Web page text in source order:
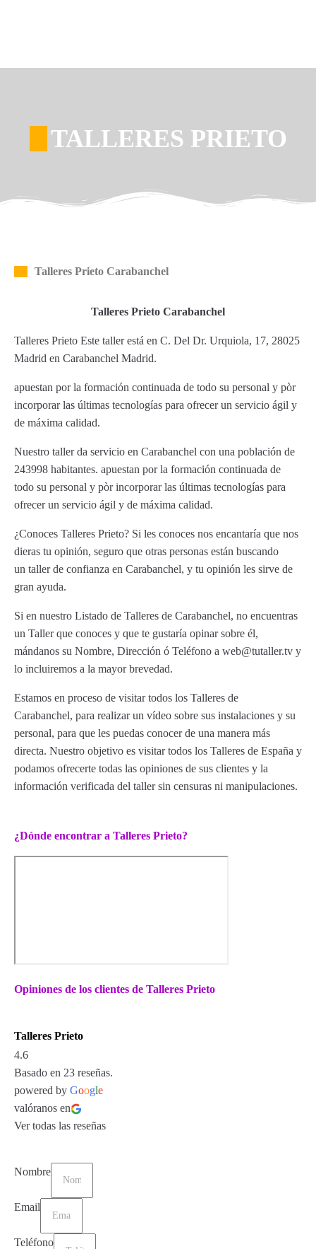
TALLERES PRIETO
Talleres Prieto Carabanchel
Talleres Prieto Carabanchel
Talleres Prieto Este taller está en C. Del Dr. Urquiola, 17, 28025
Madrid en Carabanchel Madrid.
apuestan por la formación continuada de todo su personal y pòr
incorporar las últimas tecnologías para ofrecer un servicio ágil y
de máxima calidad.
Nuestro taller da servicio en Carabanchel con una población de
243998 habitantes. apuestan por la formación continuada de
todo su personal y pòr incorporar las últimas tecnologías para
ofrecer un servicio ágil y de máxima calidad.
¿Conoces Talleres Prieto? Si les conoces nos encantaría que nos
dieras tu opinión, seguro que otras personas están buscando
un taller de confianza en Carabanchel, y tu opinión les sirve de
gran ayuda.
Si en nuestro Listado de Talleres de Carabanchel, no encuentras
un Taller que conoces y que te gustaría opinar sobre él,
mándanos su Nombre, Dirección ó Teléfono a web@tutaller.tv y
lo incluiremos a la mayor brevedad.
Estamos en proceso de visitar todos los Talleres de
Carabanchel, para realizar un vídeo sobre sus instalaciones y su
personal, para que les puedas conocer de una manera más
directa. Nuestro objetivo es visitar todos los Talleres de España y
podamos ofrecerte todas las opiniones de sus clientes y la
información verificada del taller sin censuras ni manipulaciones.
¿Dónde encontrar a Talleres Prieto?
Opiniones de los clientes de Talleres Prieto
Talleres Prieto
4.6
Basado en 23 reseñas.
powered by Google
valóranos en
Ver todas las reseñas
Nombre
Email
Teléfono